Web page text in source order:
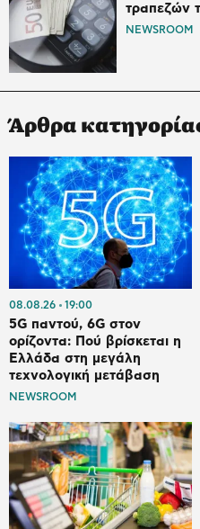
τραπεζών
NEWSROOM
Άρθρα
08.08.26 19:00
5G παντού, 6G στον
ορίζοντα: Πού βρίσκεται η
Ελλάδα στη μεγάλη
τεχνολογική μετάβαση
NEWSROOM